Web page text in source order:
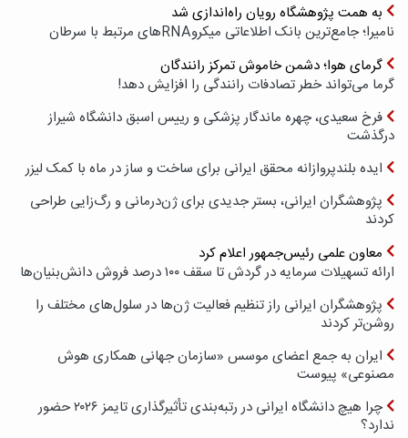
به همت پژوهشگاه رویان راه‌اندازی شد
نامیرا؛ جامع‌ترین بانک اطلاعاتی میکروRNAهای مرتبط با سرطان
گرمای هوا؛ دشمن خاموش تمرکز رانندگان
گرما می‌تواند خطر تصادفات رانندگی را افزایش دهد!
فرخ سعیدی، چهره ماندگار پزشکی و رییس اسبق دانشگاه شیراز
درگذشت
ایده بلندپروازانه محقق ایرانی برای ساخت و ساز در ماه با کمک لیزر
پژوهشگران ایرانی، بستر جدیدی برای ژن‌درمانی و رگ‌زایی طراحی
کردند
معاون علمی رئیس‌جمهور اعلام کرد
ارائه تسهیلات سرمایه در گردش تا سقف ۱۰۰ درصد فروش دانش‌بنیان‌ها
پژوهشگران ایرانی راز تنظیم فعالیت ژن‌ها در سلول‌های مختلف را
روشن‌تر کردند
ایران به جمع اعضای موسس «سازمان جهانی همکاری هوش
مصنوعی» پیوست
چرا هیچ دانشگاه ایرانی در رتبه‌بندی تأثیرگذاری تایمز ۲۰۲۶ حضور
ندارد؟